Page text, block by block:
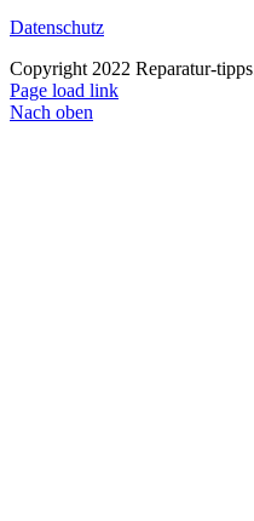
Datenschutz
Copyright 2022 Reparatur-
Page load link
Nach oben